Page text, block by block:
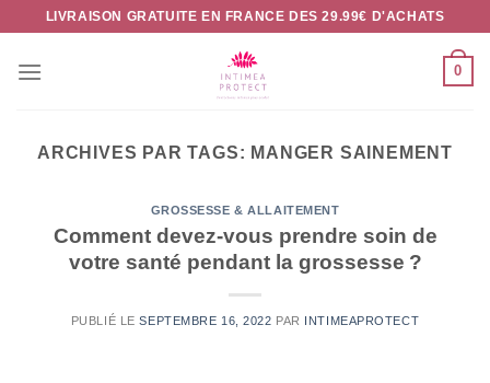
Passer
contenu
LIVRAISON GRATUITE EN FRANCE DES 29.99€ D'ACHATS
0
ARCHIVES PAR TAGS: MANGER SAINEMENT
GROSSESSE & ALLAITEMENT
Comment devez-vous prendre soin de
votre santé pendant la grossesse ?
PUBLIÉ LESEPTEMBRE 16, 2022 PAR INTIMEAPROTECT